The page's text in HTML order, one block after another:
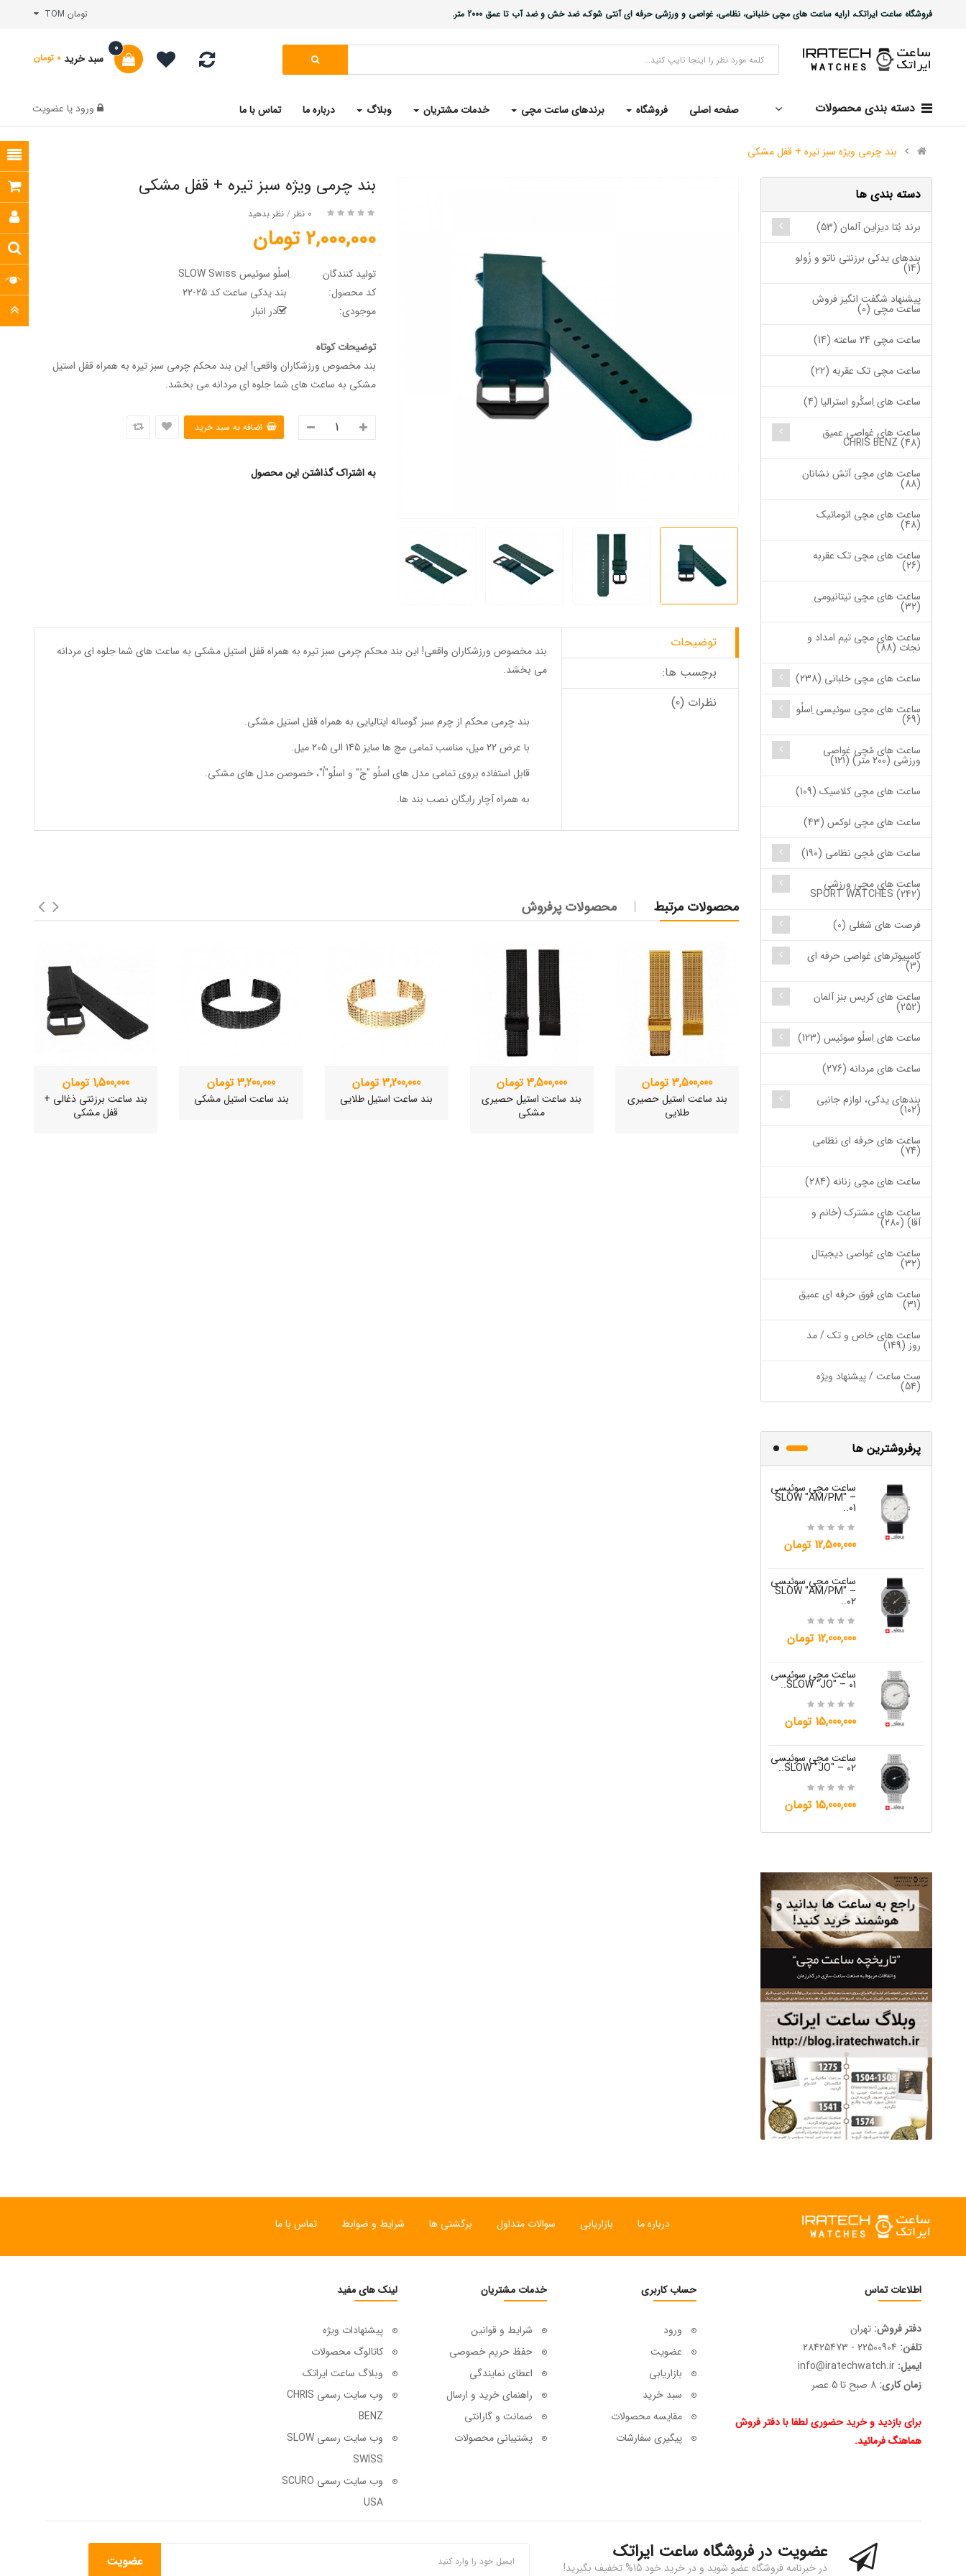
فروشگاه ساعت ایراتک، ارایه ساعت های مچی خلبانی، نظامی، غواصی و ورزشی حرفه ای آنتی شوک، ضد خش و ضد آب تا عمق 2000 متر. تومان TOM
سبد خرید
0
0 تومان
دسته بندی محصولات صفحه اصلی فروشگاه برندهای ساعت مچی خدمات مشتریان وبلاگ درباره ما تماس با ما ورود یا عضویت
بند چرمی ویژه سبز تیره + قفل مشکی
دسته بندی ها
برند بُتا دیزاین آلمان (53)
بندهای یدکی برزنتی ناتو و زُولو
(14)
پیشنهاد شگفت انگیز فروش
ساعت مچی (0)
ساعت مچی 24 ساعته (14)
ساعت مچی تک عقربه (22)
ساعت های اِسکُرو استرالیا (4)
ساعت های غواصی عمیق
CHRIS BENZ (48)
ساعت های مچی آتش نشانان
(88)
ساعت های مچی اتوماتیک
(48)
ساعت های مچی تک عقربه
(26)
ساعت های مچی تیتانیومی
(32)
ساعت های مچی تیم امداد و
نجات (88)
ساعت های مچی خلبانی (238)
ساعت های مچی سوئیسی اِسلُو
(69)
ساعت های مُچی غواصی
ورزشی (200 متر) (121)
ساعت های مچی کلاسیک (109)
ساعت های مچی لوکس (43)
ساعت های مُچی نظامی (190)
ساعت های مچی ورزشی
SPORT WATCHES (242)
فرصت های شغلی (0)
کامپیوترهای غواصی حرفه ای
(3)
ساعت های کریس بنز آلمان
(252)
ساعت های اِسلُو سوئیس (123)
ساعت های مردانه (276)
بندهای یدکی، لوازم جانبی
(102)
ساعت های حرفه ای نظامی
(74)
ساعت های مچی زنانه (284)
ساعت های مشترک (خانم و
آقا) (280)
ساعت های غواصی دیجیتال
(32)
ساعت های فوق حرفه ای عمیق
(31)
ساعت های خاص و تک / مد
روز (149)
ست ساعت / پیشنهاد ویژه
(54)
پرفروشترین ها
ساعت مچی سوئیسی
SLOW "AM/PM" –
01..
12,500,000 تومان
ساعت مچی سوئیسی
SLOW "AM/PM" –
02..
12,000,000 تومان
ساعت مچی سوئیسی
SLOW "JO" – 01..
15,000,000 تومان
ساعت مچی سوئیسی
SLOW "JO" – 02..
15,000,000 تومان
بند چرمی ویژه سبز تیره + قفل مشکی
0 نظر /نظر بدهید
2,000,000 تومان
تولید کنندگان
اِسلُو سوئیس SLOW Swiss
کد محصول:
بند یدکی ساعت کد 25-22
موجودی:
در انبار
توضیحات کوتاه
بند مخصوص ورزشکاران واقعی! این بند محکم چرمی سبز تیره به همراه قفل استیل
مشکی به ساعت های شما جلوه ای مردانه می بخشد.
به اشتراک گذاشتن این محصول
توضیحات
برچسب ها:
نظرات (0)
بند مخصوص ورزشکاران واقعی! این بند محکم چرمی سبز تیره به همراه قفل استیل مشکی به ساعت های شما جلوه ای مردانه
می بخشد.
بند چرمی محکم از چرم سبز گوساله ایتالیایی به همراه قفل استیل مشکی.
با عرض 22 میل، مناسب تمامی مچ ها سایز 145 الی 205 میل.
قابل استفاده بروی تمامی مدل های اسلُو "جُ" و اسلُو"اُ"، خصوصن مدل های مشکی.
به همراه آچار رایگان نصب بند ها.
محصولات مرتبط محصولات پرفروش
3,500,000 تومان
بند ساعت استیل حصیری
طلایی
3,500,000 تومان
بند ساعت استیل حصیری
مشکی
3,200,000 تومان
بند ساعت استیل طلایی
3,200,000 تومان
بند ساعت استیل مشکی
1,500,000 تومان
بند ساعت برزنتی ذغالی +
قفل مشکی
درباره ما بازاریابی سوالات متداول برگشتی ها شرایط و ضوابط تماس با ما
اطلاعات تماس
دفتر فروش: تهران
تلفن: 22500904 - 28425473
ایمیل: info@iratechwatch.ir
زمان کاری:8 صبح تا 5 عصر
برای بازدید و خرید حضوری لطفا با دفتر فروش
هماهنگ فرمائید.
حساب کاربری
ورود
عضویت
بازاریابی
سبد خرید
مقایسه محصولات
پیگیری سفارشات
خدمات مشتریان
شرایط و قوانین
حفظ حریم خصوصی
اعطای نمایندگی
راهنمای خرید و ارسال
ضمانت و گارانتی
پشتیبانی محصولات
لینک های مفید
پیشنهادات ویژه
کاتالوگ محصولات
وبلاگ ساعت ایراتک
وب سایت رسمی CHRIS
BENZ
وب سایت رسمی SLOW
SWISS
وب سایت رسمی SCURO
USA
عضویت در فروشگاه ساعت ایراتک
در خبرنامه فروشگاه عضو شوید و در خرید خود 15% تخفیف بگیرید! عضویت